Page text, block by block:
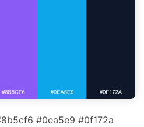
#0ea5e9 #0f172a